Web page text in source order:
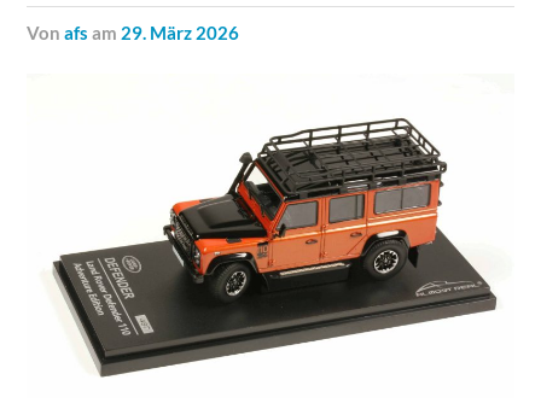
vonafs am 29. März 2026